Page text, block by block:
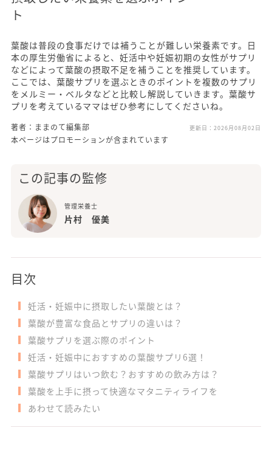
ト
葉酸は普段の食事だけでは補うことが難しい栄養素です。日
本の厚生労働省によると、妊活中や妊娠初期の女性がサプリ
などによって葉酸の摂取不足を補うことを推奨しています。
ここでは、葉酸サプリを選ぶときのポイントを複数のサプリ
をメルミー・ベルタなどと比較し解説していきます。葉酸サ
プリを考えているママはぜひ参考にしてくださいね。
著者：ままのて編集部 更新日： 2026月08月02日
本ページはプロモーションが含まれています
この記事の監修
管理栄養士
片村 優美
目次
妊活・妊娠中に摂取したい葉酸とは？
葉酸が豊富な食品とサプリの違いは？
葉酸サプリを選ぶ際のポイント
妊活・妊娠中におすすめの葉酸サプリ6選！
葉酸サプリはいつ飲む？おすすめの飲み方は？
葉酸を上手に摂って快適なマタニティライフを
あわせて読みたい